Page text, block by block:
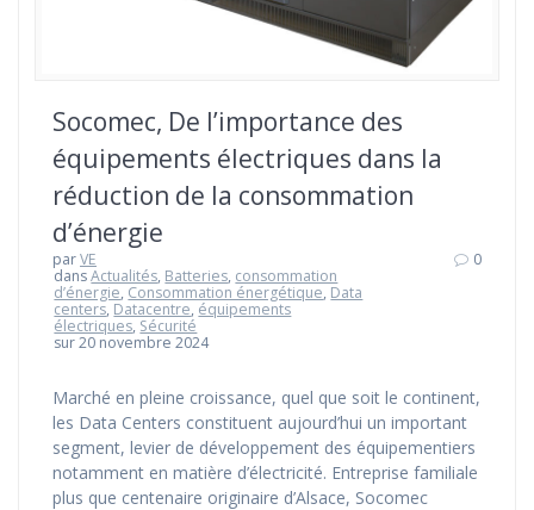
Socomec, De l’importance des
équipements électriques dans la
réduction de la consommation
d’énergie
parVE
dansActualités, Batteries, consommation
d’énergie, Consommation énergétique, Data
centers, Datacentre, équipements
électriques, Sécurité
sur 20 novembre 2024
0
Marché en pleine croissance, quel que soit le continent,
les Data Centers constituent aujourd’hui un important
segment, levier de développement des équipementiers
notamment en matière d’électricité. Entreprise familiale
plus que centenaire originaire d’Alsace, Socomec